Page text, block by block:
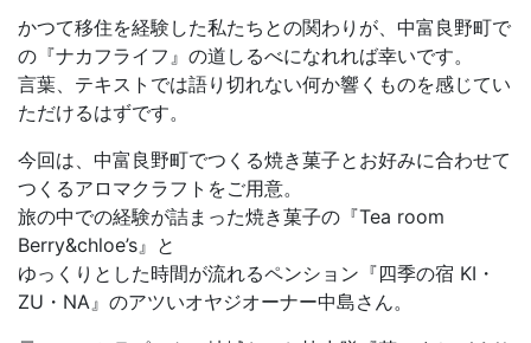
かつて移住を経験した私たちとの関わりが、中富良野町で
の『ナカフライフ』の道しるべになれれば幸いです。
言葉、テキストでは語り切れない何か響くものを感じてい
ただけるはずです。
今回は、中富良野町でつくる焼き菓子とお好みに合わせて
つくるアロマクラフトをご用意。
旅の中での経験が詰まった焼き菓子の『Tea room
Berry&chloe’s』と
ゆっくりとした時間が流れるペンション『四季の宿 KI・
ZU・NA』のアツいオヤジオーナー中島さん。